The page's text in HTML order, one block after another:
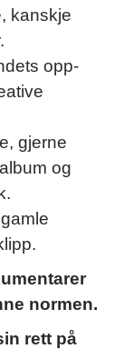
kanskje
opp-
gjerne
og
normen.
rett på